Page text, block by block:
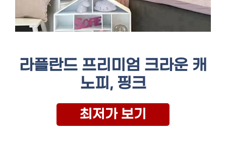
라플란드 프리미엄 크라운 캐
노피, 핑크
최저가 보기